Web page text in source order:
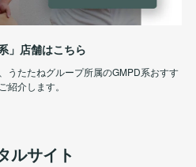
」店舗はこちら
うたたねグループ所属のGMPD系おすす
介します。
ルサイト